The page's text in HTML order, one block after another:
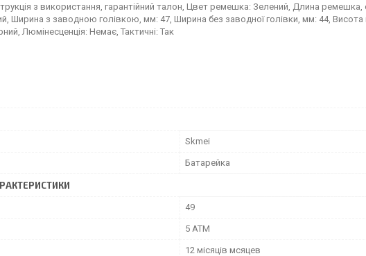
з використання, гарантійний талон, Цвет ремешка: Зелений, Длина
Ширина з заводною голівкою, мм: 47, Ширина без заводної голівки, мм: 44, Висота
Люмінесценція: Немає, Тактичні: Так
Skmei
Батарейка
49
5 ATM
12 місяців мсяцев